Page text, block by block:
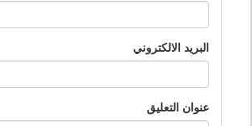
البريد الالكتروني
عنوان التعليق